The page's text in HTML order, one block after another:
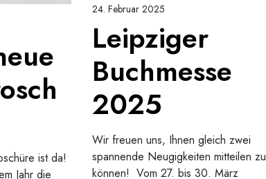
e
r
B
u
c
h
m
s
s
24. Februar 2025
Leipziger
Buchmesse
2025
Wir freuen uns, Ihnen gleich zwei
spannende Neugigkeiten mitteilen zu
können! Vom 27. bis 30. März
ist da!
Jahr die